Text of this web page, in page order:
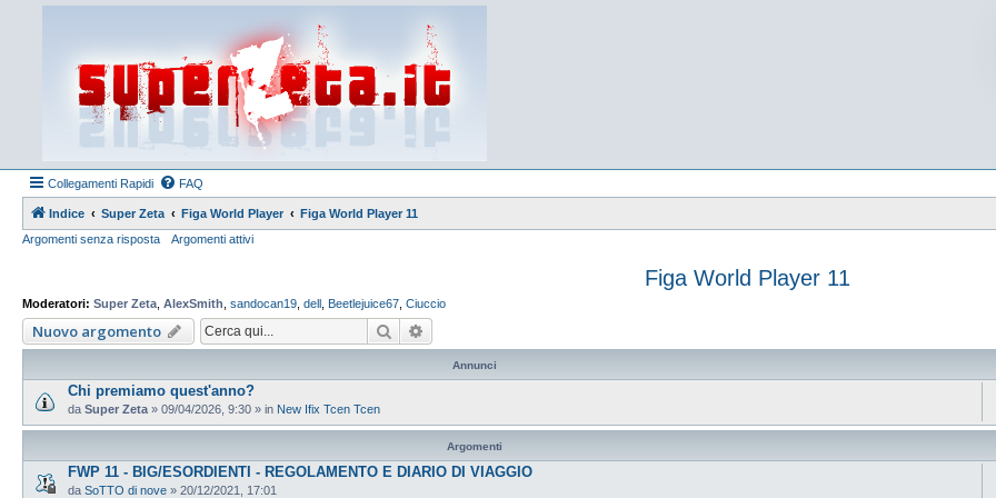
Collegamenti Rapidi FAQ
Indice Super Zeta Figa World Player
Figa World Player 11
Argomenti senza risposta
Argomenti attivi
Figa World Player 11
Moderatori: Super Zeta AlexSmith sandocan19 dell Beetlejuice67 Ciuccio
Nuovo argomento Cerca
Annunci
Chi premiamo quest'anno?
da Super Zeta » 09/04/2026, 9:30 » in New Ifix Tcen Tcen
Argomenti
FWP 11 - BIG/ESORDIENTI - REGOLAMENTO E DIARIO DI VIAGGIO
da SoTTO di nove » 20/12/2021, 17:01